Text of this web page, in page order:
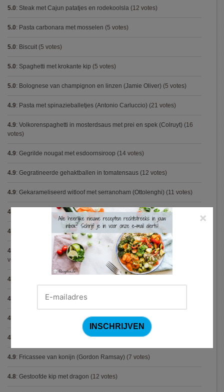
5.0: Steak met Cajun patatjes en rodekoolsla (12 votes)
5.0: Pasta carbonara met mosselen (5 votes)
5.0: Biscuit (5 votes)
5.0: Spaghetti met krokante kip (5 votes)
5.0: Bolognese van champignon en linzen (Jamie Oliver) (5 votes)
4.9: Pasta met spinazieballetjes (Antonio Carluccio) (21 votes)
4.9: Volkorenspaghetti in mosterdsaus met prei en spek (Colruyt) (16
votes)
4.9: Gegrilde nougat met esdoornsiroop (14 votes)
4.9: Gegratineerde gehaktballen in tomatensaus (12 votes)
4.9: Gekarameliseerd witloof met serranoham (Ottolenghi) (11 votes)
4.9 Pizza chicken BBQ(11 votes)
4.9 Steak chimichurri (Gordon Ramsay) (10 votes)
4.9 Aspergepuree met garnalen en zure room (Piet Huysentruyt)
votes)
4.9
4.9 Bloemkoolcurry(8 votes)
4.9 (8 votes)
4.9 (7 votes)
4.9: Fricassee van konijn (Gordon Ramsay) (7 votes)
4.8: Gestoofde kip met dragon (12 votes)
×